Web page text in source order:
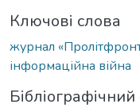
Ключові слова
журнал
інформаційна війна